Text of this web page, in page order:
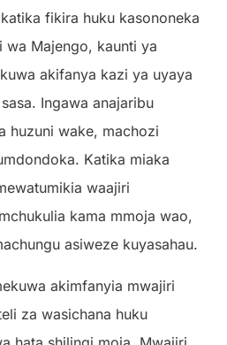
fikira huku kasononeka
wa Majengo, kaunti ya
akifanya kazi ya uyaya
Ingawa anajaribu
huzuni wake, machozi
Katika miaka
waajiri
kama mmoja wao,
asiweze kuyasahau.
akimfanyia mwajiri
za wasichana huku